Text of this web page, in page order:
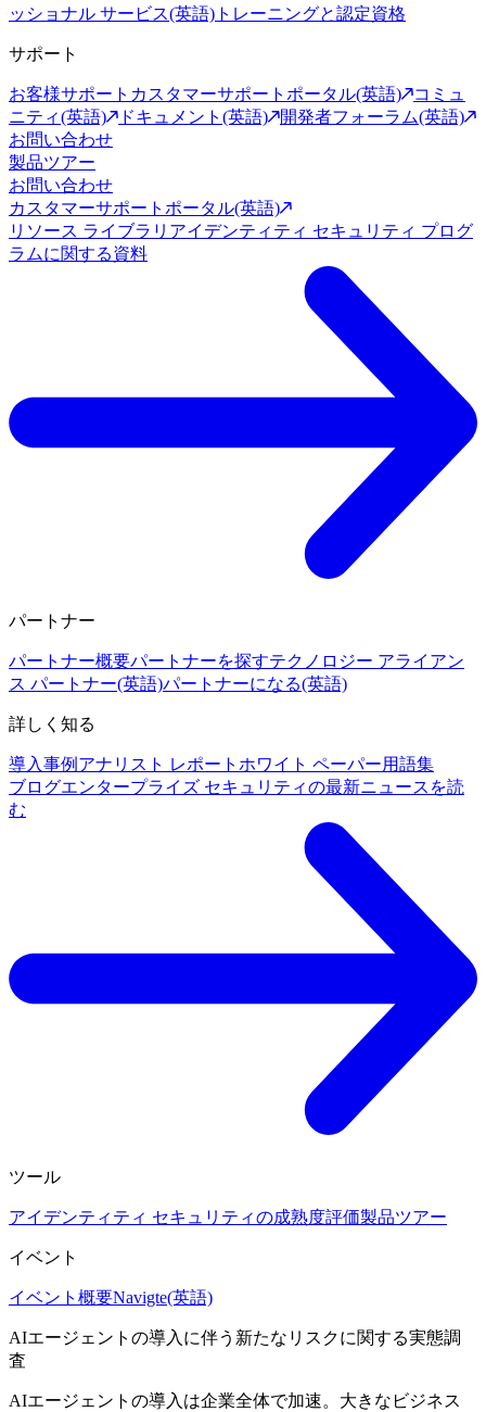
ッショナル サービス(英語) トレーニングと認定資格
サポート
お客様サポート カスタマーサポートポータル(英語)
コミュ
ニティ(英語)
ドキュメント(英語)
開発者フォーラム(英語)
お問い合わせ
製品ツアー
お問い合わせ
カスタマーサポートポータル(英語)
リソース ライブラリ アイデンティティ セキュリティ プログ
ラムに関する資料
パートナー
パートナー概要パートナーを探すテクノロジー アライアン
ス パートナー(英語)パートナーになる(英語)
詳しく知る
導入事例 アナリスト レポート ホワイト ペーパー用語集
ブログエンタープライズ セキュリティの最新ニュースを読
む
ツール
アイデンティティ セキュリティの成熟度評価製品ツアー
イベント
イベント概要Navigte(英語)
AIエージェントの導入に伴う新たなリスクに関する実態調
査
AIエージェントの導入は企業全体で加速。大きなビジネス